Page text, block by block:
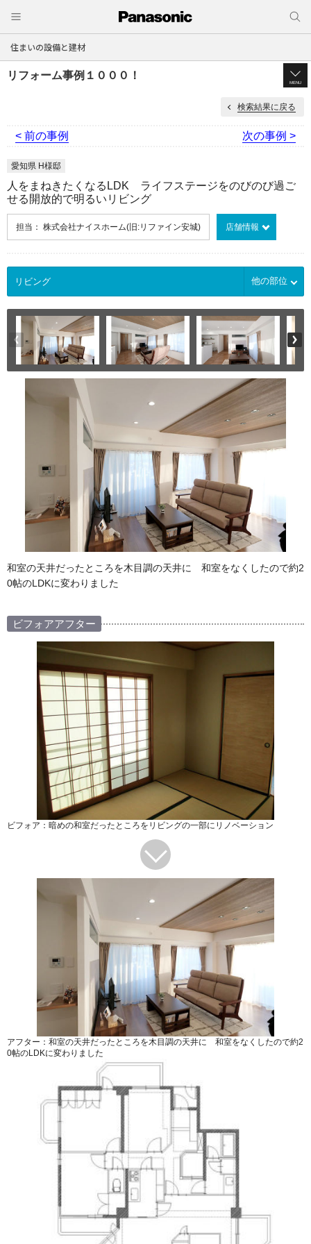
住まいの設備と建材
リフォーム事例１０００！
MENU
検索結果に戻る
< 前の事例 次の事例 >
愛知県 H様邸
人をまねきたくなるLDK ライフステージをのびのび過ご
せる開放的で明るいリビング
担当： 株式会社ナイスホーム(旧:リファイン安城) 店舗情報
他の部位
和室の天井だったところを木目調の天井に 和室をなくしたので約2
0帖のLDKに変わりました
ビフォアアフター
ビフォア：暗めの和室だったところをリビングの一部にリノベーション
アフター：和室の天井だったところを木目調の天井に 和室をなくしたので約2
0帖のLDKに変わりました